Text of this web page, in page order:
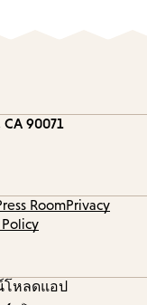
90071
RoomPrivacy
โหลดแอป